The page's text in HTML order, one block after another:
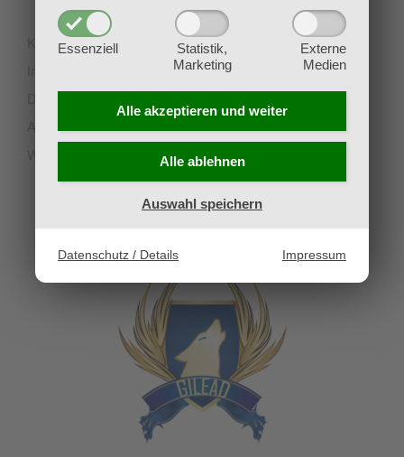
Essenziell
Statistik,
Marketing
Externe
Medien
Alle akzeptieren und weiter
Alle ablehnen
Auswahl speichern
Datenschutz / Details Impressum
Kontakt